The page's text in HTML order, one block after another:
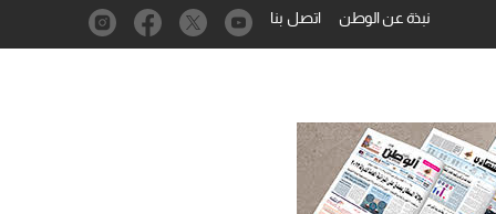
نبذة عن الوطن اتصل بنا